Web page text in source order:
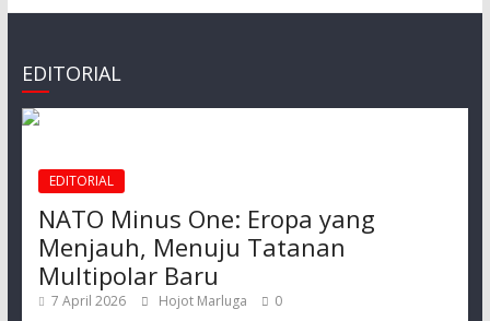
EDITORIAL
EDITORIAL
NATO Minus One: Eropa yang
Menjauh, Menuju Tatanan
Multipolar Baru
7 April 2026 Hojot Marluga 0